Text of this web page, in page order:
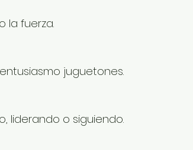
la fuerza.
juguetones.
liderando o siguiendo.